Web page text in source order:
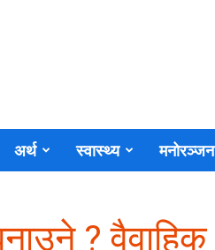
अर्थ स्वास्थ्य मनोरञ्जन
? वैवाहिक